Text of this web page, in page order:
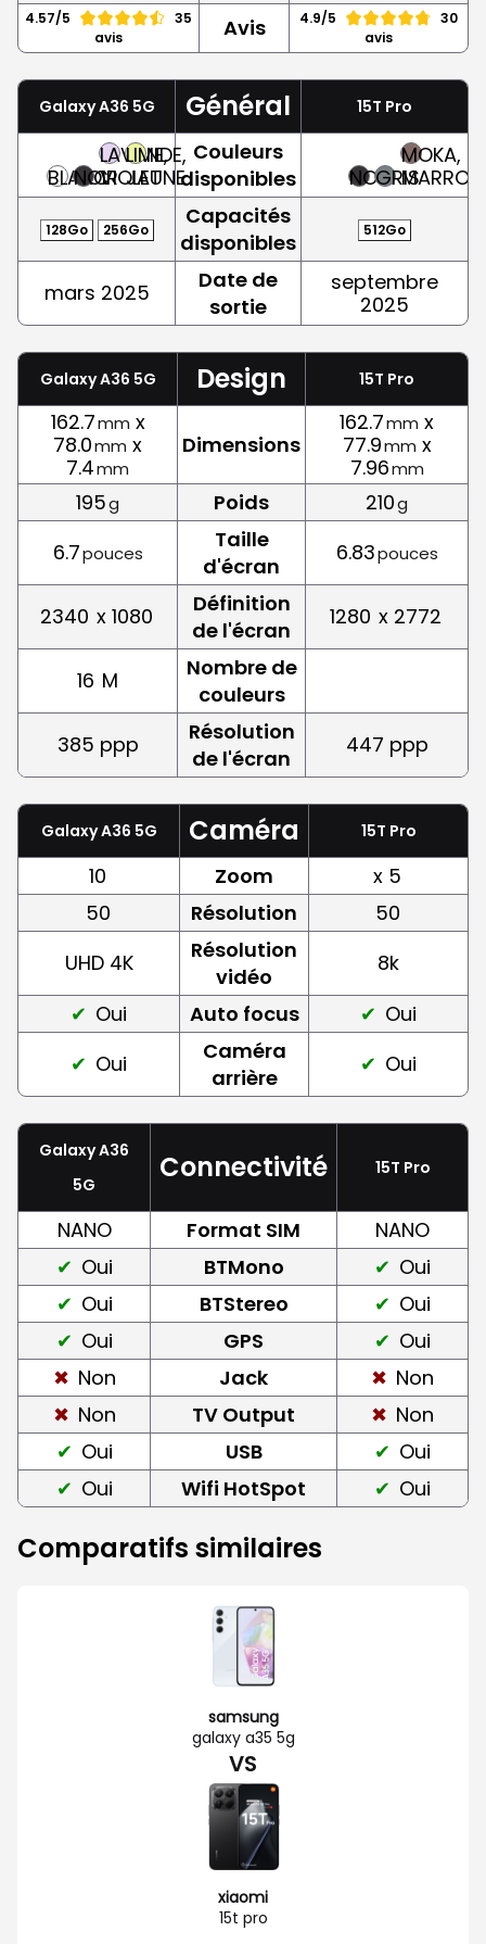
4.57/5
35
avis
Avis 4.9/5
30
avis
Galaxy A36 5G Général 15T Pro
BLANC
NOIR
LAVANDE,
VIOLET
LIME,
JAUNE
Couleurs
disponibles
NOIRGRIS
MOKA,
MARRON
128Go 256Go
Capacités
disponibles
512Go
mars 2025
Date de
sortie
septembre
2025
Galaxy A36 5G Design 15T Pro
162.7mm x
78.0mm x
7.4mm
Dimensions
162.7mm x
77.9mm x
7.96mm
195g Poids 210g
6.7pouces
Taille
d'écran
6.83pouces
2340 x 1080
Définition
de l'écran
1280 x 2772
16 M
Nombre de
couleurs
385 ppp
Résolution
de l'écran
447 ppp
Galaxy A36 5G Caméra 15T Pro
10 Zoom
x 5
50
Résolution
50
UHD 4K
Résolution
vidéo
8k
Oui
Auto focus
Oui
Oui
Caméra
arrière
Oui
Galaxy A36
5G
Connectivité 15T Pro
NANO Format SIM
NANO
Oui
BTMono
Oui
Oui
BTStereo
Oui
Oui
GPS
Oui
Non
Jack
Non
Non
TV Output
Non
Oui
USB
Oui
Oui
Wifi HotSpot Oui
Comparatifs similaires
samsung
galaxy a35 5g
VS
xiaomi
15t pro